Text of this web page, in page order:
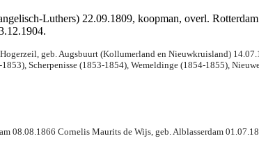
Luthers) 22.09.1809, koopman, overl.
geb. Augsbuurt (Kollumerland en Nieuwkruisland)
Scherpenisse (1853-1854), Wemeldinge (1854-1855),
08.08.1866 Cornelis Maurits de Wijs, geb. Alblasserdam